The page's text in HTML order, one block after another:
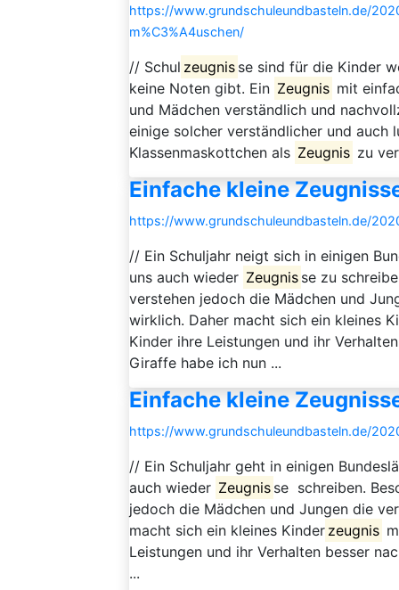
https://www.grundschuleundbasteln.de/
m%C3%A4uschen/
// Schul zeugnis se sind für die Kinder
keine Noten gibt. Ein Zeugnis mit
und Mädchen verständlich und
einige solcher verständlicher und auch
Klassenmaskottchen als Zeugnis zu
Einfache kleine
https://www.grundschuleundbasteln.de/
// Ein Schuljahr neigt sich in einigen
uns auch wieder Zeugnis se zu
verstehen jedoch die Mädchen und
wirklich. Daher macht sich ein kleines
Kinder ihre Leistungen und ihr
Giraffe habe ich nun ...
Einfache kleine
https://www.grundschuleundbasteln.de/
// Ein Schuljahr geht in einigen
auch wieder Zeugnis se schreiben.
jedoch die Mädchen und Jungen die
macht sich ein kleines Kinder zeugnis
Leistungen und ihr Verhalten besser
...